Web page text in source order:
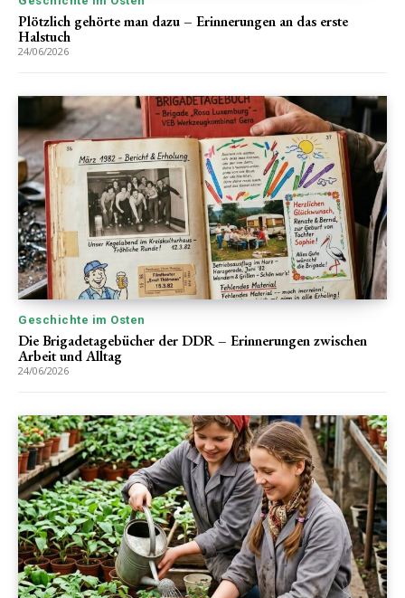
Plötzlich gehörte man dazu – Erinnerungen an das erste
Halstuch
24/06/2026
Geschichte im Osten
Die Brigadetagebücher der DDR – Erinnerungen zwischen
Arbeit und Alltag
24/06/2026